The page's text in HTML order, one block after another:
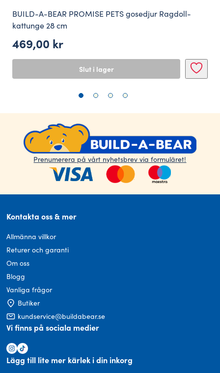
BUILD-A-BEAR PROMISE PETS gosedjur Ragdoll-
kattunge 28 cm
469,00 kr
Slut i lager
Prenumerera på vårt nyhetsbrev via formuläret!
Kontakta oss & mer
Allmänna villkor
Returer och garanti
Om oss
Blogg
Vanliga frågor
Butiker
kundservice@buildabear.se
Vi finns på sociala medier
Lägg till lite mer kärlek i din inkorg